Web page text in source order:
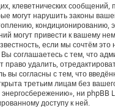
клеветнических сообщений,
могут нарушить законы
кондиционированию,
могут привести к вашему
если мы сочтём
соглашаетесь с тем, что
удалить,
вы согласны с тем, что
третьим лицам без
ни phpBB
доступу к ней.